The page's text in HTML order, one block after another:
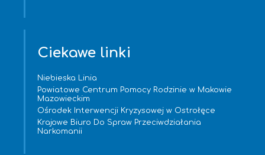
Ciekawe linki
Niebieska Linia
Powiatowe Centrum Pomocy Rodzinie w Makowie
Mazowieckim
Ośrodek Interwencji Kryzysowej w Ostrołęce
Krajowe Biuro Do Spraw Przeciwdziałania
Narkomanii